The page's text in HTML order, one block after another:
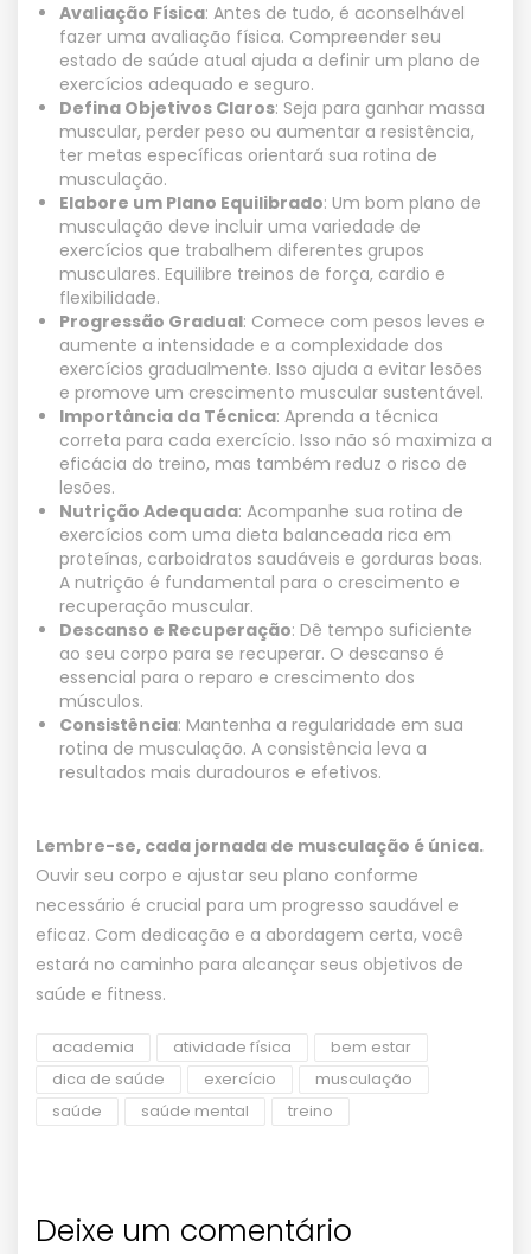
Avaliação Física: Antes de tudo, é aconselhável
fazer uma avaliação física. Compreender seu
estado de saúde atual ajuda a definir um plano de
exercícios adequado e seguro.
Defina Objetivos Claros: Seja para ganhar massa
muscular, perder peso ou aumentar a resistência,
ter metas específicas orientará sua rotina de
musculação.
Elabore um Plano Equilibrado: Um bom plano de
musculação deve incluir uma variedade de
exercícios que trabalhem diferentes grupos
musculares. Equilibre treinos de força, cardio e
flexibilidade.
Progressão Gradual: Comece com pesos leves e
aumente a intensidade e a complexidade dos
exercícios gradualmente. Isso ajuda a evitar lesões
e promove um crescimento muscular sustentável.
Importância da Técnica: Aprenda a técnica
correta para cada exercício. Isso não só maximiza a
eficácia do treino, mas também reduz o risco de
lesões.
Nutrição Adequada: Acompanhe sua rotina de
exercícios com uma dieta balanceada rica em
proteínas, carboidratos saudáveis e gorduras boas.
A nutrição é fundamental para o crescimento e
recuperação muscular.
Descanso e Recuperação: Dê tempo suficiente
ao seu corpo para se recuperar. O descanso é
essencial para o reparo e crescimento dos
músculos.
Consistência: Mantenha a regularidade em sua
rotina de musculação. A consistência leva a
resultados mais duradouros e efetivos.
Lembre-se, cada jornada de musculação é única.
Ouvir seu corpo e ajustar seu plano conforme
necessário é crucial para um progresso saudável e
eficaz. Com dedicação e a abordagem certa, você
estará no caminho para alcançar seus objetivos de
saúde e fitness.
academia atividade física
bem estar
dica de saúde
exercício
musculação
saúde
saúde mental treino
Deixe um comentário